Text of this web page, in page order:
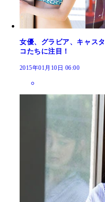
女優、グラビア、キャス
コたちに注目！
2015年01月10日 06:00